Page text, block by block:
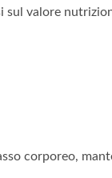
sul valore
corporeo,